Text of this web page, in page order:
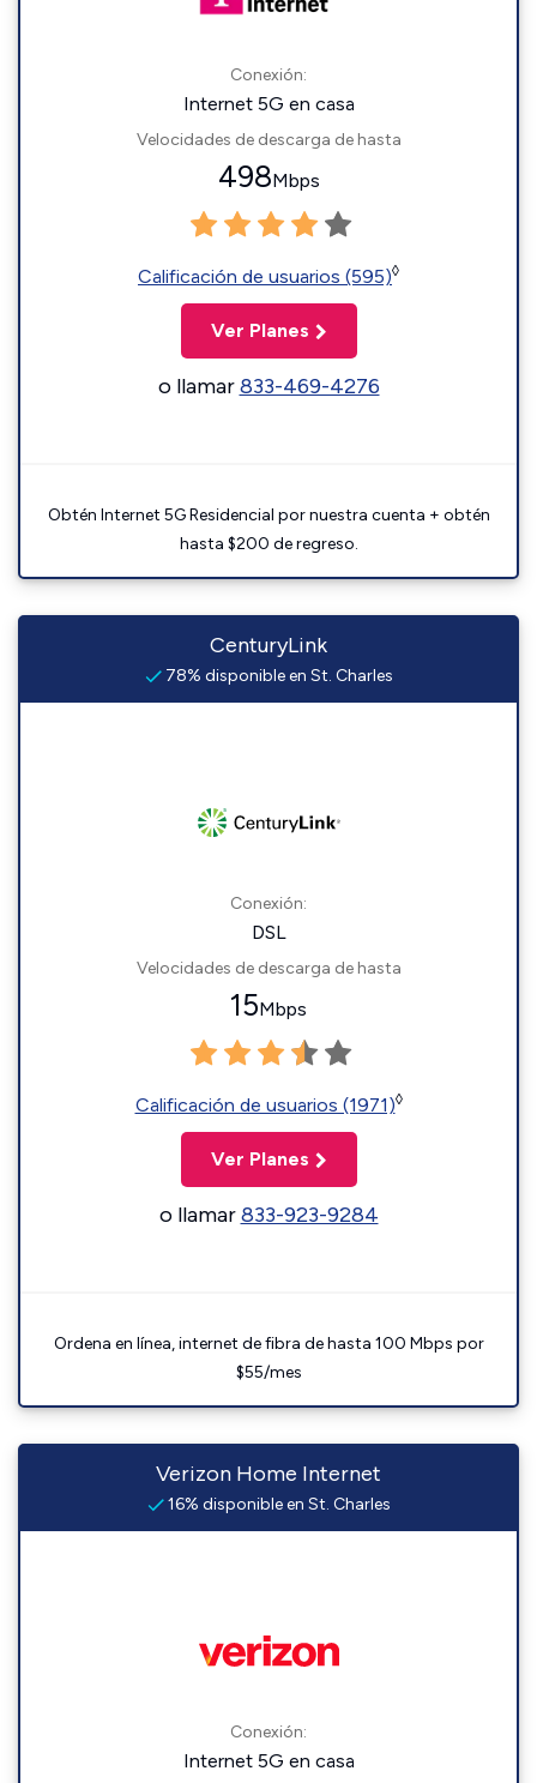
Conexión:
Internet 5G en casa
Velocidades de descarga de hasta
498Mbps
Calificación de usuarios (595)◊
Ver Planes
o llamar833-469-4276
Obtén Internet 5G Residencial por nuestra cuenta + obtén
hasta $200 de regreso.
CenturyLink
78% disponible en St. Charles
Conexión:
DSL
Velocidades de descarga de hasta
15Mbps
Calificación de usuarios (1971)◊
Ver Planes
o llamar833-923-9284
Ordena en línea, internet de fibra de hasta 100 Mbps por
$55/mes
Verizon Home Internet
16% disponible en St. Charles
Conexión:
Internet 5G en casa